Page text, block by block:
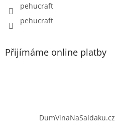
pehucraft
pehucraft
Přijímáme online platby
DumVinaNaSaldaku.cz